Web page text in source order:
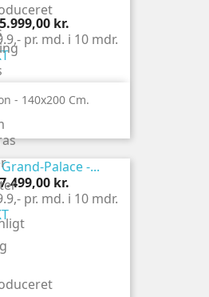
kr.
pr. md. i 10 mdr.
kr.
pr. md. i 10 mdr.
- 140x200 Cm.